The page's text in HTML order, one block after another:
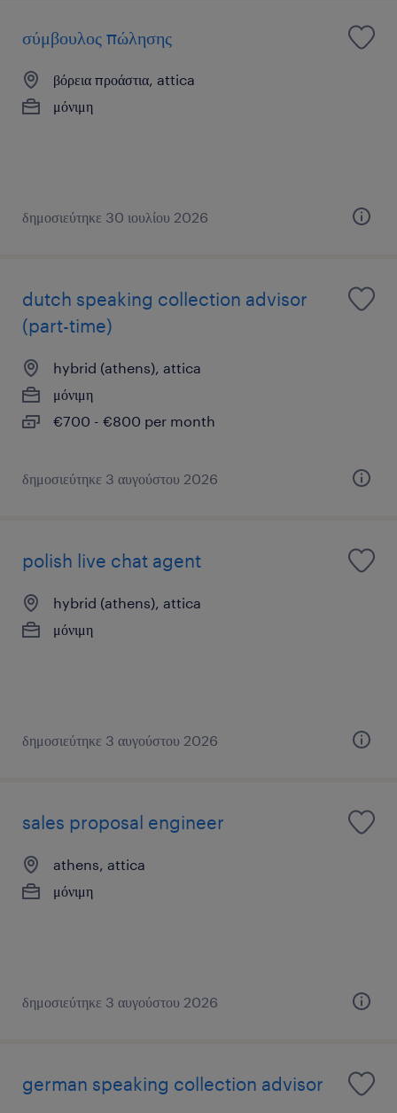
σύμβουλος πώλησης
βόρεια προάστια, attica
μόνιμη
δημοσιεύτηκε 30 ιουλίου 2026
dutch speaking collection advisor
(part-time)
hybrid (athens), attica
μόνιμη
€700 - €800 per month
δημοσιεύτηκε 3 αυγούστου 2026
polish live chat agent
hybrid (athens), attica
μόνιμη
δημοσιεύτηκε 3 αυγούστου 2026
sales proposal engineer
athens, attica
μόνιμη
δημοσιεύτηκε 3 αυγούστου 2026
german speaking collection advisor